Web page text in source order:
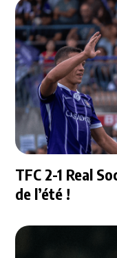
TFC 2-1 Real
de l’été !